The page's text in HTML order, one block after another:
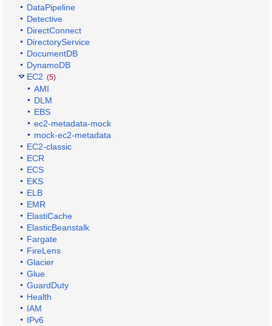
DataPipeline
Detective
DirectConnect
DirectoryService
DocumentDB
DynamoDB
EC2 (5)
AMI
DLM
EBS
ec2-metadata-mock
mock-ec2-metadata
EC2-classic
ECR
ECS
EKS
ELB
EMR
ElastiCache
ElasticBeanstalk
Fargate
FireLens
Glacier
Glue
GuardDuty
Health
IAM
IPv6